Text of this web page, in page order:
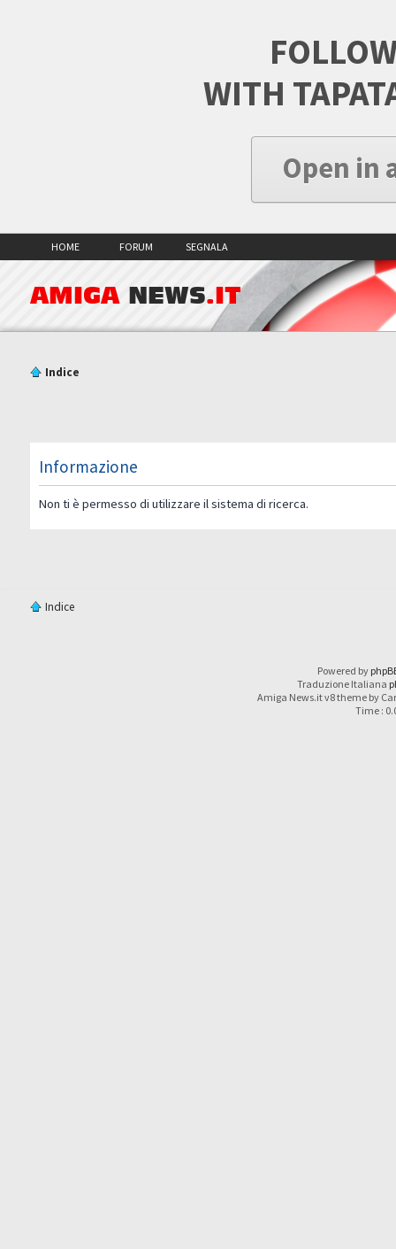
WITH
Open in
HOME FORUM SEGNALA
AMIGA NEWS.IT
Indice
Informazione
Non ti è permesso di utilizzare il sistema di ricerca.
Indice
Powered by
Traduzione Italiana
Amiga News.it v8 theme by
Time :